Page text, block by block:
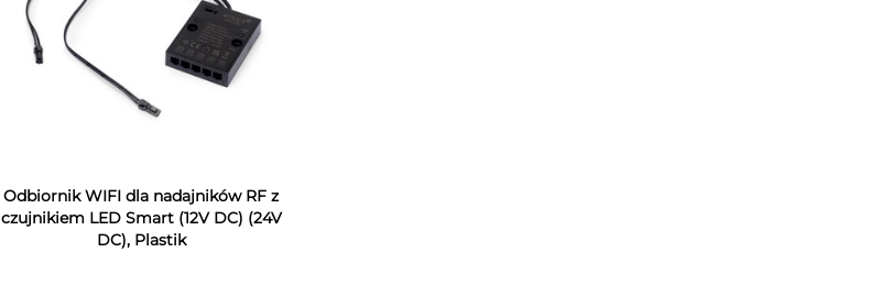
Odbiornik WIFI dla nadajników RF z
czujnikiem LED Smart (12V DC) (24V
DC), Plastik